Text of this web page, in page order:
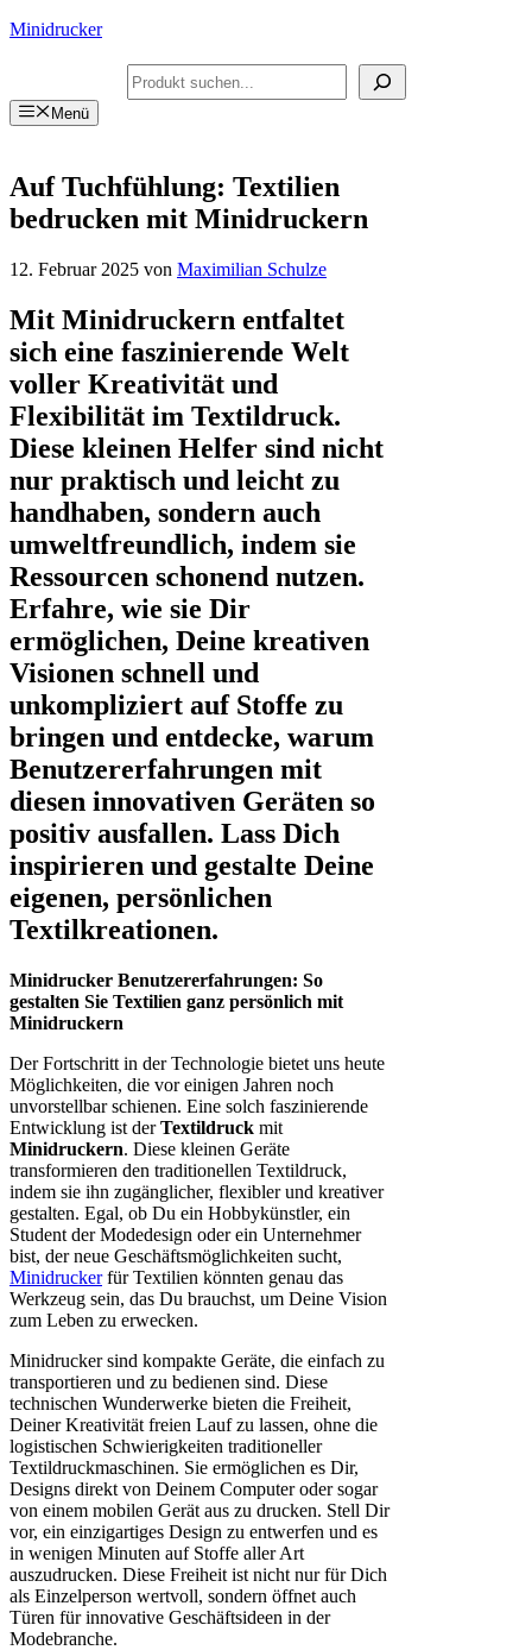
Zum
Minidrucker
Suchen
Menü
Auf Tuchfühlung: Textilien
bedrucken mit Minidruckern
12. Februar 2025 von Maximilian Schulze
Mit Minidruckern entfaltet
sich eine faszinierende Welt
voller Kreativität und
Flexibilität im Textildruck.
Diese kleinen Helfer sind nicht
nur praktisch und leicht zu
handhaben, sondern auch
umweltfreundlich, indem sie
Ressourcen schonend nutzen.
Erfahre, wie sie Dir
ermöglichen, Deine kreativen
Visionen schnell und
unkompliziert auf Stoffe zu
bringen und entdecke, warum
Benutzererfahrungen mit
diesen innovativen Geräten so
positiv ausfallen. Lass Dich
inspirieren und gestalte Deine
eigenen, persönlichen
Textilkreationen.
Minidrucker Benutzererfahrungen: So
gestalten Sie Textilien ganz persönlich mit
Minidruckern
Der Fortschritt in der Technologie bietet uns heute
Möglichkeiten, die vor einigen Jahren noch
unvorstellbar schienen. Eine solch faszinierende
Entwicklung ist derTextildruck mit
Minidruckern. Diese kleinen Geräte
transformieren den traditionellen Textildruck,
indem sie ihn zugänglicher, flexibler und kreativer
gestalten. Egal, ob Du ein Hobbykünstler, ein
Student der Modedesign oder ein Unternehmer
bist, der neue Geschäftsmöglichkeiten sucht,
Minidruckerfür Textilien könnten genau das
Werkzeug sein, das Du brauchst, um Deine Vision
zum Leben zu erwecken.
Minidrucker sind kompakte Geräte, die einfach zu
transportieren und zu bedienen sind. Diese
technischen Wunderwerke bieten die Freiheit,
Deiner Kreativität freien Lauf zu lassen, ohne die
logistischen Schwierigkeiten traditioneller
Textildruckmaschinen. Sie ermöglichen es Dir,
Designs direkt von Deinem Computer oder sogar
von einem mobilen Gerät aus zu drucken. Stell Dir
vor, ein einzigartiges Design zu entwerfen und es
in wenigen Minuten auf Stoffe aller Art
auszudrucken. Diese Freiheit ist nicht nur für Dich
als Einzelperson wertvoll, sondern öffnet auch
Türen für innovative Geschäftsideen in der
Modebranche.